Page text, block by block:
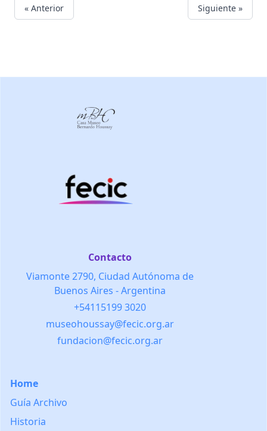
« Anterior Siguiente »
Contacto
Viamonte 2790, Ciudad Autónoma de
Buenos Aires - Argentina
+54115199 3020
museohoussay@fecic.org.ar
fundacion@fecic.org.ar
Home
Guía Archivo
Historia